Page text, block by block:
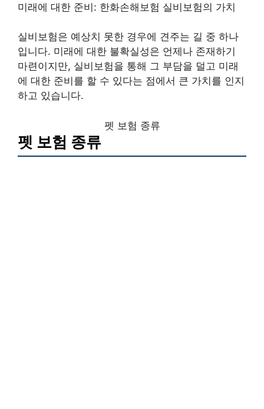
미래에 대한 준비: 한화손해보험 실비보험의 가치
실비보험은 예상치 못한 경우에 견주는 길 중 하나
입니다. 미래에 대한 불확실성은 언제나 존재하기
마련이지만, 실비보험을 통해 그 부담을 덜고 미래
에 대한 준비를 할 수 있다는 점에서 큰 가치를 인지
하고 있습니다.
펫 보험 종류
펫 보험 종류